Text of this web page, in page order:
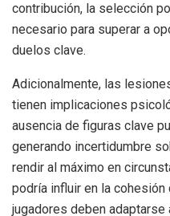
contribución, la selección
necesario para superar a
duelos clave.
Adicionalmente, las
tienen implicaciones
ausencia de figuras clave
generando incertidumbre
rendir al máximo en
podría influir en la
jugadores deben